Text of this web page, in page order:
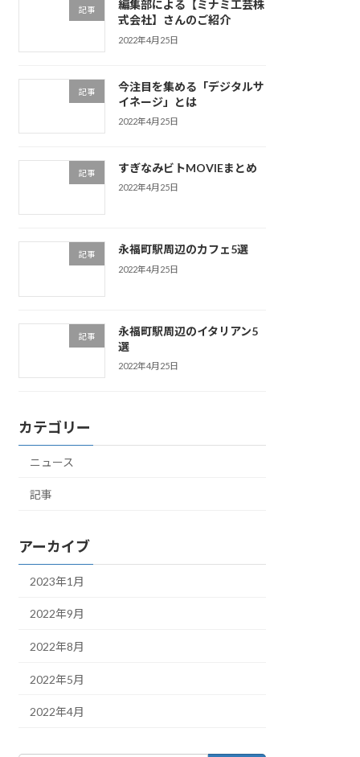
記事
編集部による【ミナミ工芸株
式会社】さんのご紹介
2022年4月25日
記事
今注目を集める「デジタルサ
イネージ」とは
2022年4月25日
記事 すぎなみビトMOVIEまとめ
2022年4月25日
記事 永福町駅周辺のカフェ5選
2022年4月25日
記事
永福町駅周辺のイタリアン5
選
2022年4月25日
カテゴリー
ニュース
記事
アーカイブ
2023年1月
2022年9月
2022年8月
2022年5月
2022年4月